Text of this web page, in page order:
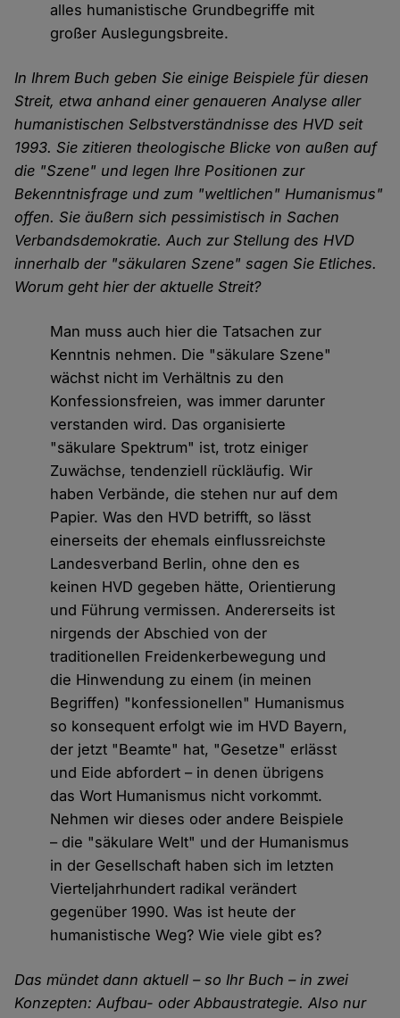
alles humanistische Grundbegriffe mit
großer Auslegungsbreite.
In Ihrem Buch geben Sie einige Beispiele für diesen
Streit, etwa anhand einer genaueren Analyse aller
humanistischen Selbstverständnisse des HVD seit
1993. Sie zitieren theologische Blicke von außen auf
die "Szene" und legen Ihre Positionen zur
Bekenntnisfrage und zum "weltlichen" Humanismus"
offen. Sie äußern sich pessimistisch in Sachen
Verbandsdemokratie. Auch zur Stellung des HVD
innerhalb der "säkularen Szene" sagen Sie Etliches.
Worum geht hier der aktuelle Streit?
Man muss auch hier die Tatsachen zur
Kenntnis nehmen. Die "säkulare Szene"
wächst nicht im Verhältnis zu den
Konfessionsfreien, was immer darunter
verstanden wird. Das organisierte
"säkulare Spektrum" ist, trotz einiger
Zuwächse, tendenziell rückläufig. Wir
haben Verbände, die stehen nur auf dem
Papier. Was den HVD betrifft, so lässt
einerseits der ehemals einflussreichste
Landesverband Berlin, ohne den es
keinen HVD gegeben hätte, Orientierung
und Führung vermissen. Andererseits ist
nirgends der Abschied von der
traditionellen Freidenkerbewegung und
die Hinwendung zu einem (in meinen
Begriffen) "konfessionellen" Humanismus
so konsequent erfolgt wie im HVD Bayern,
der jetzt "Beamte" hat, "Gesetze" erlässt
und Eide abfordert – in denen übrigens
das Wort Humanismus nicht vorkommt.
Nehmen wir dieses oder andere Beispiele
– die "säkulare Welt" und der Humanismus
in der Gesellschaft haben sich im letzten
Vierteljahrhundert radikal verändert
gegenüber 1990. Was ist heute der
humanistische Weg? Wie viele gibt es?
Das mündet dann aktuell – so Ihr Buch – in zwei
Konzepten: Aufbau- oder Abbaustrategie. Also nur